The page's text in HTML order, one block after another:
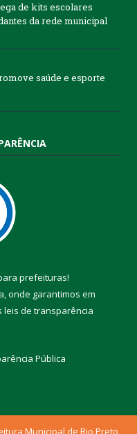
de kits escolares
da rede municipal
saúde e esporte
prefeituras!
onde garantimos em
leis de transparência
Pública